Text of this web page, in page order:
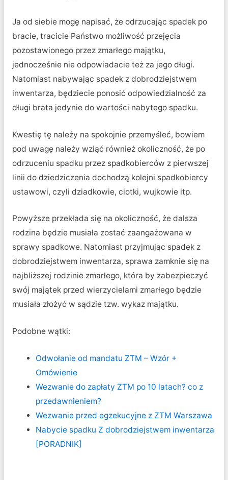
Ja od siebie mogę napisać, że odrzucając spadek po
bracie, tracicie Państwo możliwość przejęcia
pozostawionego przez zmarłego majątku,
jednocześnie nie odpowiadacie też za jego długi.
Natomiast nabywając spadek z dobrodziejstwem
inwentarza, będziecie ponosić odpowiedzialność za
długi brata jedynie do wartości nabytego spadku.
Kwestię tę należy na spokojnie przemyśleć, bowiem
pod uwagę należy wziąć również okoliczność, że po
odrzuceniu spadku przez spadkobierców z pierwszej
linii do dziedziczenia dochodzą kolejni spadkobiercy
ustawowi, czyli dziadkowie, ciotki, wujkowie itp.
Powyższe przekłada się na okoliczność, że dalsza
rodzina będzie musiała zostać zaangażowana w
sprawy spadkowe. Natomiast przyjmując spadek z
dobrodziejstwem inwentarza, sprawa zamknie się na
najbliższej rodzinie zmarłego, która by zabezpieczyć
swój majątek przed wierzycielami zmarłego będzie
musiała złożyć w sądzie tzw. wykaz majątku.
Podobne wątki:
Odwołanie od mandatu ZTM – Wzór +
Omówienie
Wezwanie do zapłaty ZTM po 10 latach? co z
przedawnieniem?
Wezwanie przed egzekucyjne z ZTM Warszawa
Nabycie spadku Z dobrodziejstwem inwentarza
[PORADNIK]